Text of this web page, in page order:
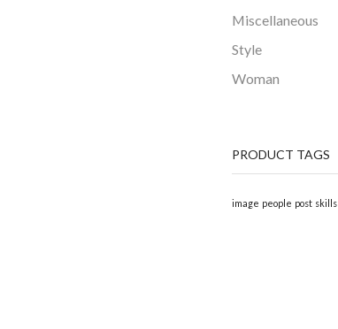
Miscellaneous
Style
Woman
PRODUCT TAGS
image people post skills